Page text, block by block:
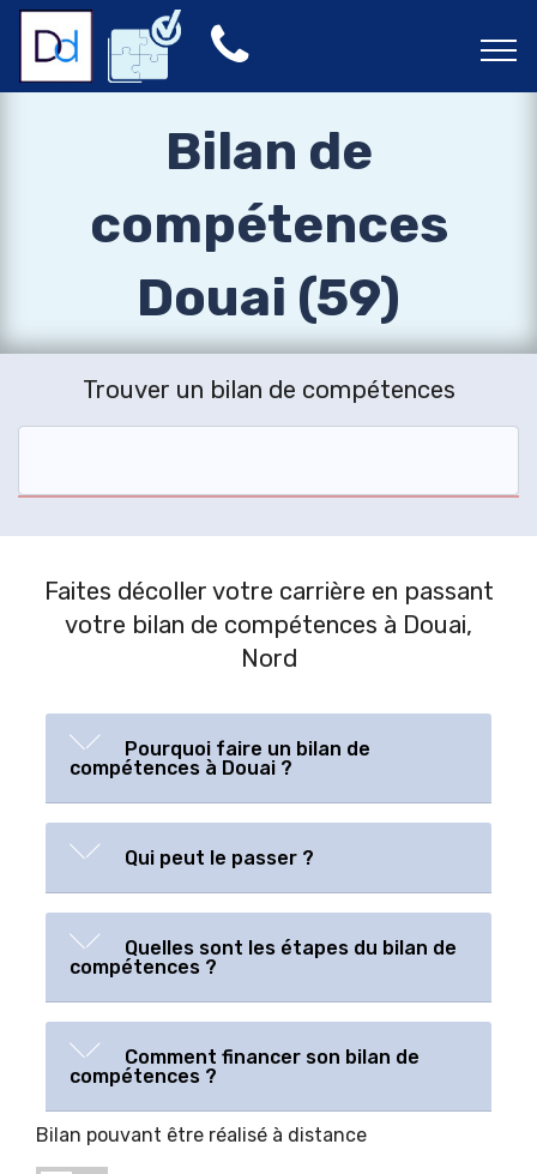
Bilan de
compétences
Douai (59)
Trouver un bilan de compétences
Faites décoller votre carrière en passant
votre bilan de compétences à Douai,
Nord
Pourquoi faire un bilan de
compétences à Douai ?
Qui peut le passer ?
Quelles sont les étapes du bilan de
compétences ?
Comment financer son bilan de
compétences ?
Bilan pouvant être réalisé à distance